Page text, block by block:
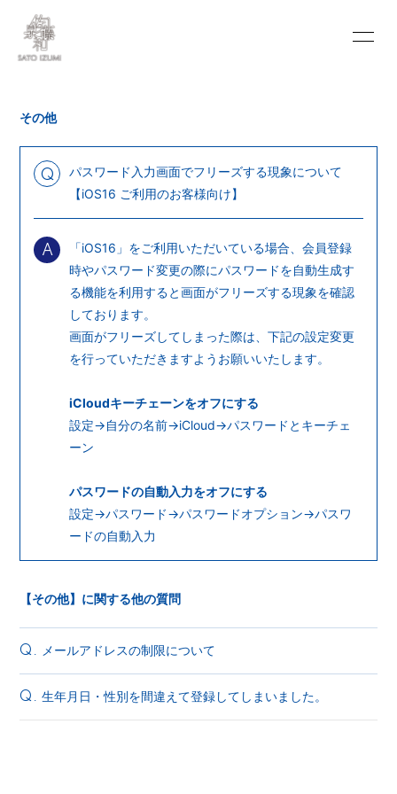
PROFILE
DISCOGRAPHY BLOG
PORTFOLIO CONTACT
会員登録 ログイン
その他
Q
パスワード入力画面でフリーズする現象について
【iOS16 ご利用のお客様向け】
A
「iOS16」をご利用いただいている場合、会員登録
時やパスワード変更の際にパスワードを自動生成す
る機能を利用すると画面がフリーズする現象を確認
しております。
画面がフリーズしてしまった際は、下記の設定変更
を行っていただきますようお願いいたします。
iCloudキーチェーンをオフにする
設定→自分の名前→iCloud→パスワードとキーチェ
ーン
パスワードの自動入力をオフにする
設定→パスワード→パスワードオプション→パスワ
ードの自動入力
【その他】に関する他の質問
Q. メールアドレスの制限について
Q. 生年月日・性別を間違えて登録してしまいました。